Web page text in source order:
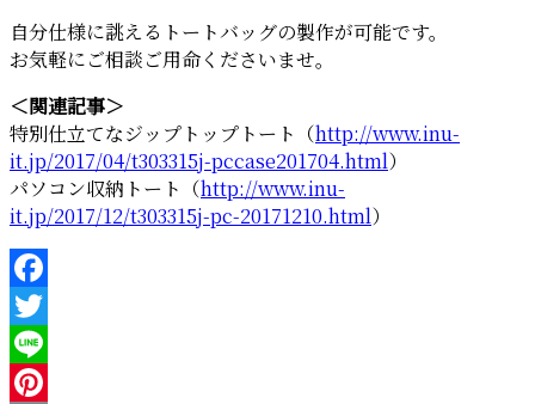
自分仕様に誂えるトートバッグの製作が可能です。
お気軽にご相談ご用命くださいませ。
＜関連記事＞
特別仕立てなジップトップトート（http://www.inu-
it.jp/2017/04/t303315j-pccase201704.html）
パソコン収納トート（http://www.inu-
it.jp/2017/12/t303315j-pc-20171210.html）
Facebook
Twitter
Line